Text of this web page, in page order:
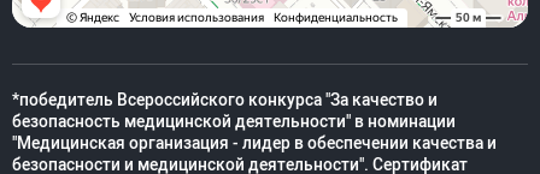
*победитель Всероссийского конкурса "За качество и
безопасность медицинской деятельности" в номинации
"Медицинская организация - лидер в обеспечении качества и
безопасности и медицинской деятельности". Сертификат